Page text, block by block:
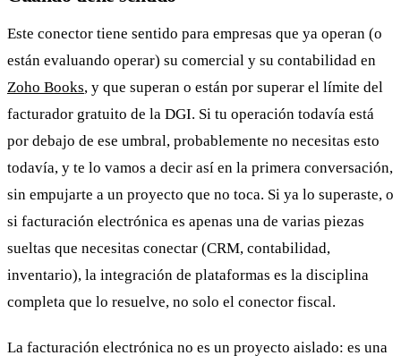
Este conector tiene sentido para empresas que ya operan (o
están evaluando operar) su comercial y su contabilidad en
Zoho Books, y que superan o están por superar el límite del
facturador gratuito de la DGI. Si tu operación todavía está
por debajo de ese umbral, probablemente no necesitas esto
todavía, y te lo vamos a decir así en la primera conversación,
sin empujarte a un proyecto que no toca. Si ya lo superaste, o
si facturación electrónica es apenas una de varias piezas
sueltas que necesitas conectar (CRM, contabilidad,
inventario), la integración de plataformas es la disciplina
completa que lo resuelve, no solo el conector fiscal.
La facturación electrónica no es un proyecto aislado: es una